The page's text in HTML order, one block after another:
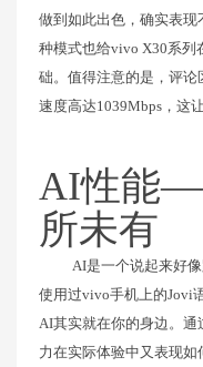
做到如此出色，确实表现
种模式也给vivo X30系列
础。值得注意的是，评论
速度高达1039Mbps，这
AI性能
所未有
AI是一个说起来好
使用过vivo手机上的Jovi
AI其实就在你的身边。
力在实际体验中又表现如